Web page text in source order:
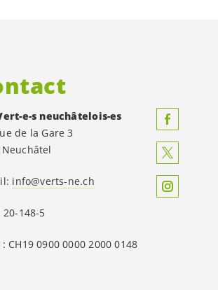
e-s neuchâtelois-es
de la Gare 3
Neuchâtel
info@verts-ne.ch
20-148-5
: CH19 0900 0000 2000 0148